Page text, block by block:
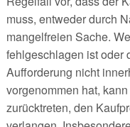
muss, entweder durch
mangelfreien Sache.
fehlgeschlagen ist oder
Aufforderung nicht
vorgenommen hat,
zurücktreten, den